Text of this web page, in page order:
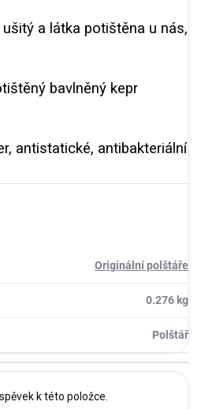
a látka potištěna u nás,
bavlněný kepr
antistatické, antibakteriální
Originální polštáře
0.276 kg
Polštář
k této položce.